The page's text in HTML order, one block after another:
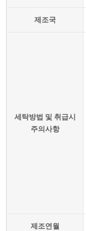
제조국
세탁방법 및 취급시
주의사항
제조연월